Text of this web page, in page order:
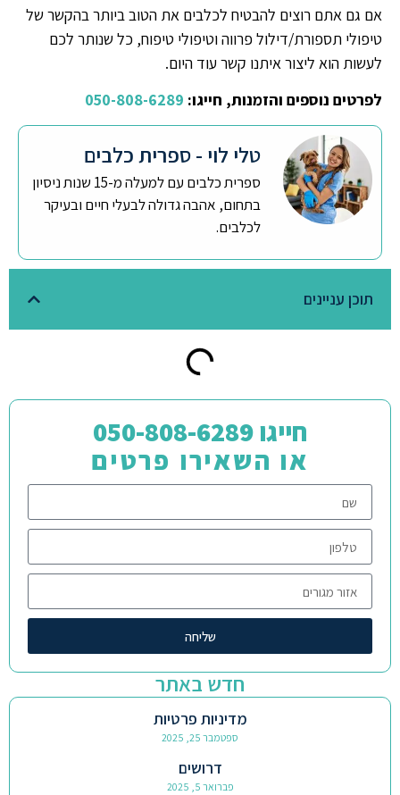
תוכן עניינים
חייגו 050-808-6289
או השאירו פרטים
שליחה
חדש באתר
מדיניות פרטיות
ספטמבר 25, 2025
דרושים
פברואר 5, 2025
אם גם אתם רוצים להבטיח לכלבים את הטוב ביותר בהקשר של
טיפולי תספורת/דילול פרווה וטיפולי טיפוח, כל שנותר לכם
לעשות הוא ליצור איתנו קשר עוד היום.
לפרטים נוספים והזמנות, חייגו: 050-808-6289
טלי לוי - ספרית כלבים
ספרית כלבים עם למעלה מ-15 שנות ניסיון
בתחום, אהבה גדולה לבעלי חיים ובעיקר
לכלבים.